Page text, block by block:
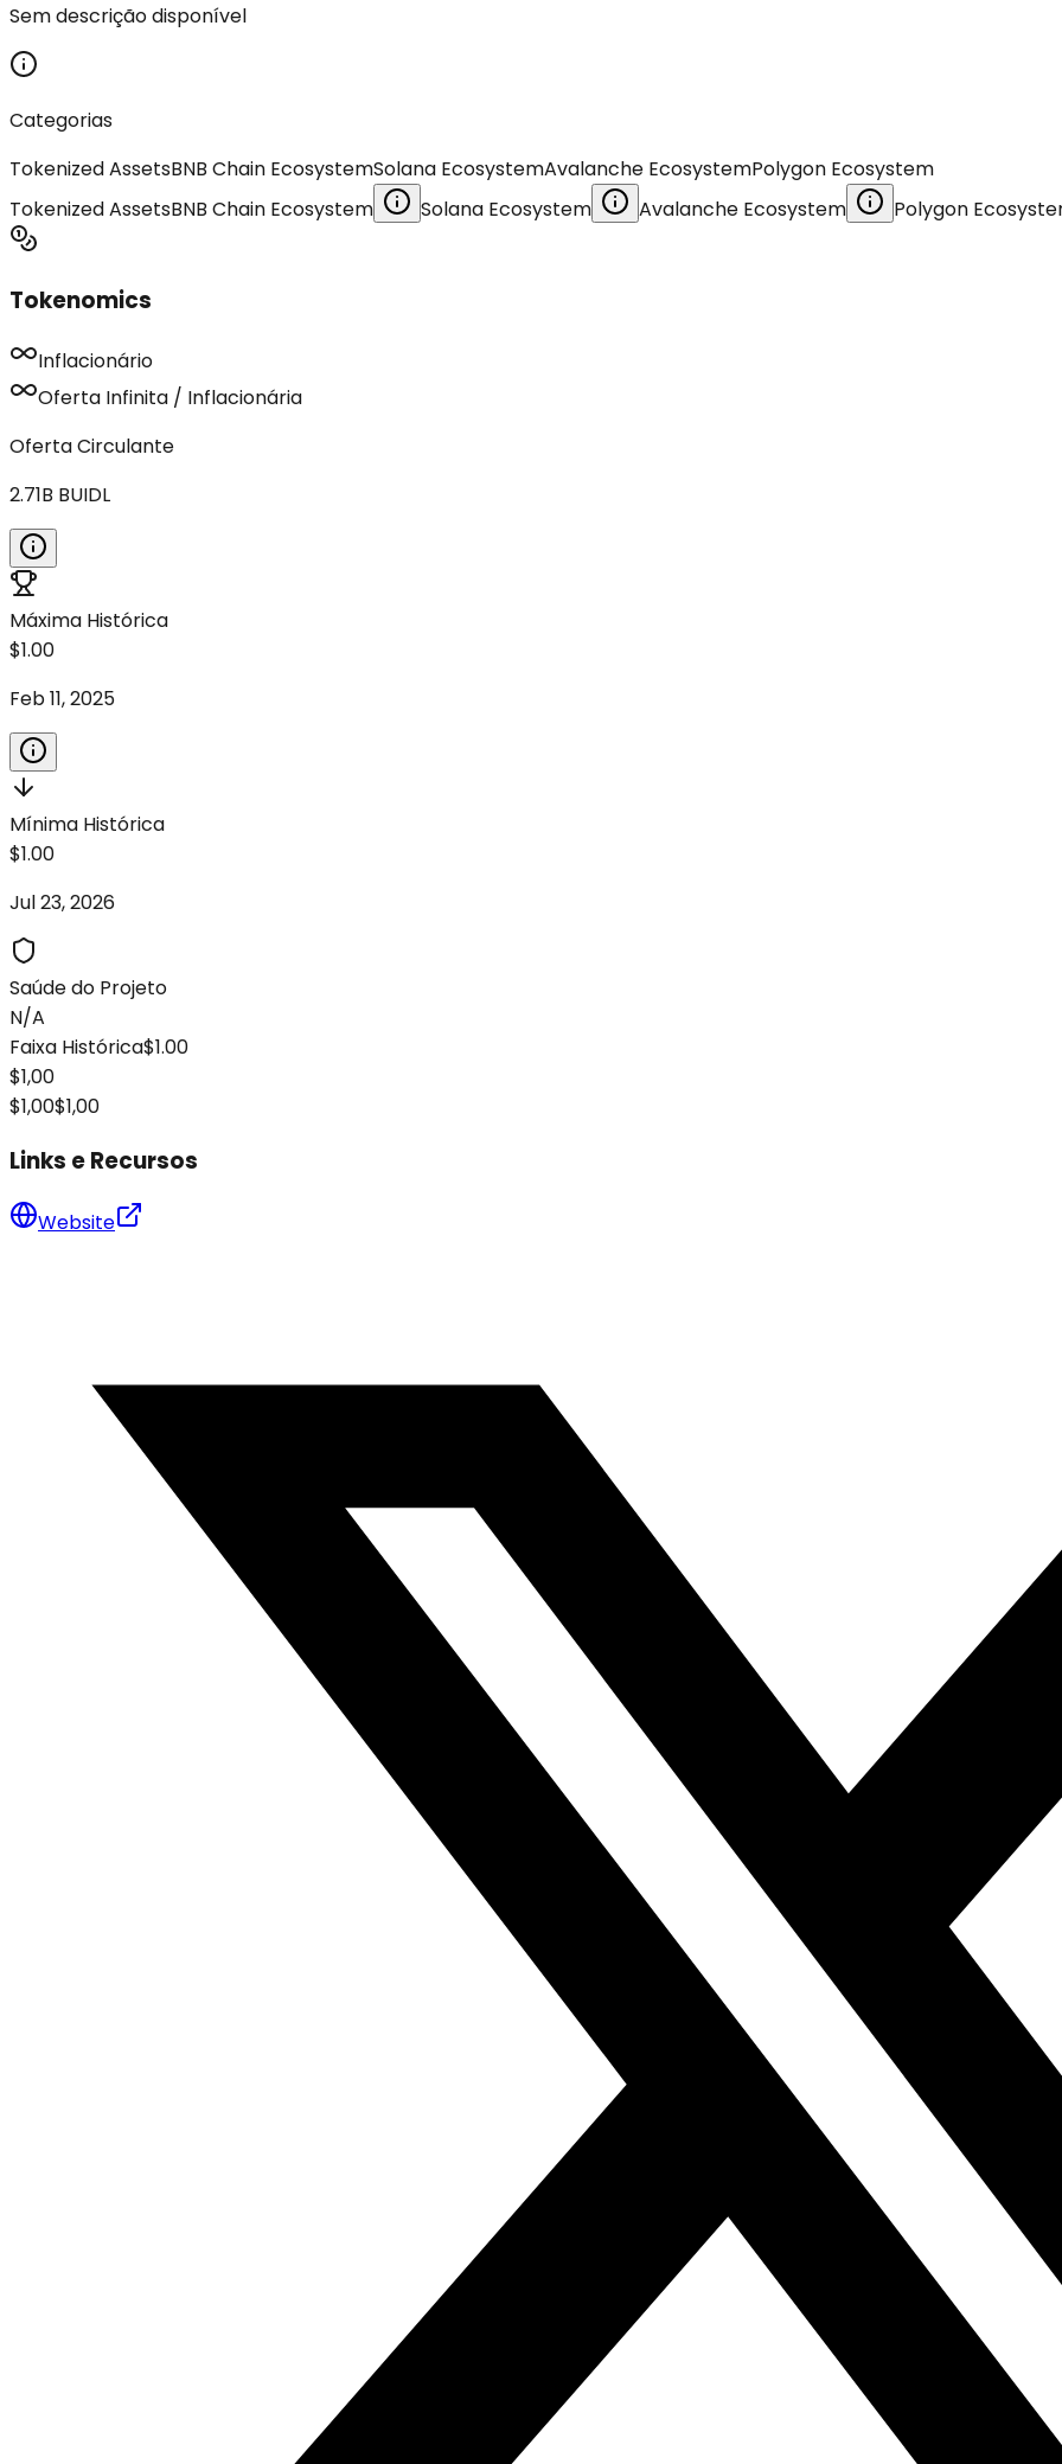
Sem descrição disponível
Categorias
Tokenized AssetsBNB Chain EcosystemSolana EcosystemAvalanche EcosystemPolygon Ecosystem
Tokenized AssetsBNB Chain Ecosystem Solana Ecosystem Avalanche Ecosystem Polygon
Tokenomics
Inflacionário
Oferta Infinita / Inflacionária
Oferta Circulante
2.71B BUIDL
Máxima Histórica
$1.00
Feb 11, 2025
Mínima Histórica
$1.00
Jul 23, 2026
Saúde do Projeto
N/A
Faixa Histórica$1.00
$1,00
$1,00$1,00
Links e Recursos
Website